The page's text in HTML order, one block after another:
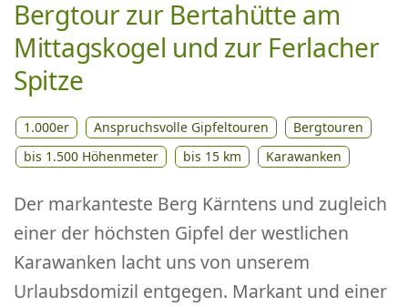
Bergtour zur Bertahütte am
Mittagskogel und zur Ferlacher
Spitze
1.000er Anspruchsvolle Gipfeltouren
Bergtouren
bis 1.500 Höhenmeter
bis 15 km Karawanken
Der markanteste Berg Kärntens und zugleich
einer der höchsten Gipfel der westlichen
Karawanken lacht uns von unserem
Urlaubsdomizil entgegen. Markant und einer